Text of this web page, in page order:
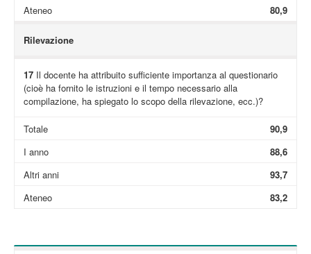
Ateneo
80,9
Rilevazione
17Il docente ha attribuito sufficiente importanza al questionario
(cioè ha fornito le istruzioni e il tempo necessario alla
compilazione, ha spiegato lo scopo della rilevazione, ecc.)?
Totale
90,9
I anno
88,6
Altri anni
93,7
Ateneo
83,2